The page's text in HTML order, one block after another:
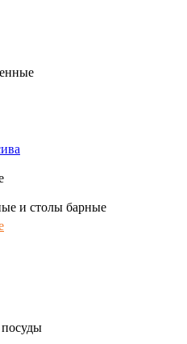
и столы барные